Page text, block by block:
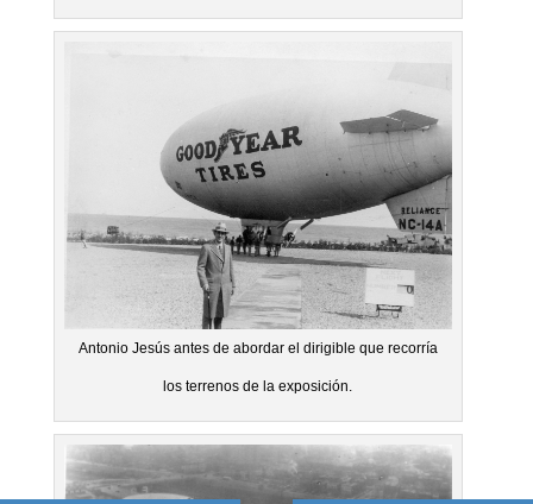
Antonio Jesús antes de abordar el dirigible que recorría
los terrenos de la exposición.